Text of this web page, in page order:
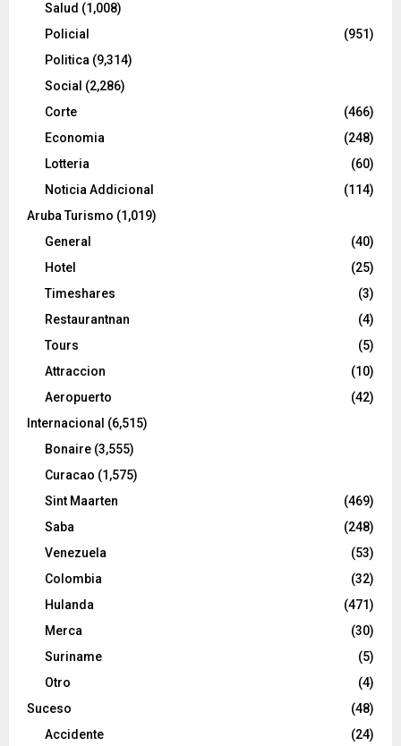
Salud (1,008)
Policial
(951)
Politica (9,314)
Social (2,286)
Corte
(466)
Economia
(248)
Lotteria
(60)
Noticia Addicional
(114)
Aruba Turismo (1,019)
General
(40)
Hotel
(25)
Timeshares
(3)
Restaurantnan
(4)
Tours
(5)
Attraccion
(10)
Aeropuerto
(42)
Internacional (6,515)
Bonaire (3,555)
Curacao (1,575)
Sint Maarten
(469)
Saba
(248)
Venezuela
(53)
Colombia
(32)
Hulanda
(471)
Merca
(30)
Suriname
(5)
Otro
(4)
Suceso
(48)
Accidente
(24)